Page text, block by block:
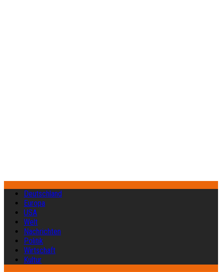
Deutschland
Europa
USA
Welt
Nachrichten
Politik
Wirtschaft
Kultur